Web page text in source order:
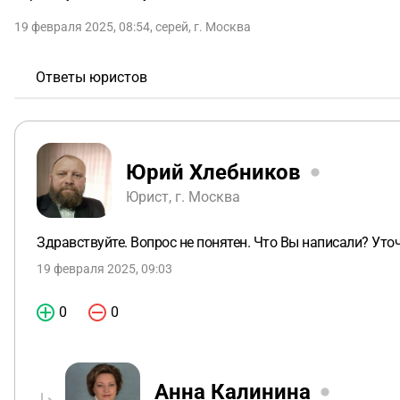
19 февраля 2025, 08:54, серей, г. Москва
Ответы юристов
Юрий Хлебников
Юрист, г. Москва
Здравствуйте. Вопрос не понятен. Что Вы написали?
19 февраля 2025, 09:03
0 0
Анна Калинина